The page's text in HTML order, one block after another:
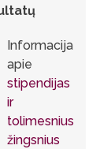
Informacija
apie
stipendijas
ir
tolimesnius
žingsnius